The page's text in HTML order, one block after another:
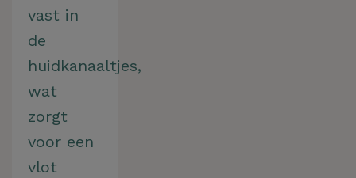
vast in
de
huidkanaaltjes,
wat
zorgt
voor een
vlot